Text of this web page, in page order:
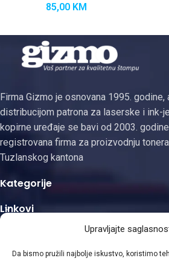
Upravljajte
Da bismo pružili najbolje iskustvo, koristimo
85,00 KM
Firma Gizmo je osnovana 1995. godine,
distribucijom patrona za laserske i ink-
kopirne uređaje se bavi od 2003.
registrovana firma za proizvodnju
Tuzlanskog kantona
Kategorije
Linkovi
Kontakt informacije